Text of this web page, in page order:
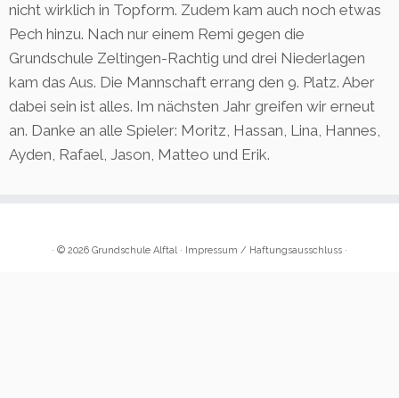
nicht wirklich in Topform. Zudem kam auch noch etwas
Pech hinzu. Nach nur einem Remi gegen die
Grundschule Zeltingen-Rachtig und drei Niederlagen
kam das Aus. Die Mannschaft errang den 9. Platz. Aber
dabei sein ist alles. Im nächsten Jahr greifen wir erneut
an. Danke an alle Spieler: Moritz, Hassan, Lina, Hannes,
Ayden, Rafael, Jason, Matteo und Erik.
· © 2026 Grundschule Alftal· Impressum / Haftungsausschluss ·